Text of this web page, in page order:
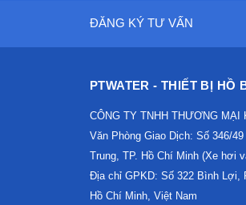
ĐĂNG KÝ TƯ VẤN
PTWATER - THIẾT BỊ HỒ
CÔNG TY TNHH THƯƠNG MẠI
Văn Phòng Giao Dịch: Số 346/
Trung, TP. Hồ Chí Minh (Xe hơi
Địa chỉ GPKD: Số 322 Bình Lợi,
Hồ Chí Minh, Việt Nam